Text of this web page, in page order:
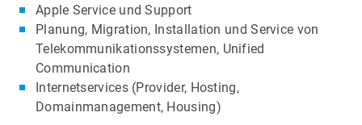
Apple Service und Support
Planung, Migration, Installation und Service von
Telekommunikationssystemen, Unified
Communication
Internetservices (Provider, Hosting,
Domainmanagement, Housing)